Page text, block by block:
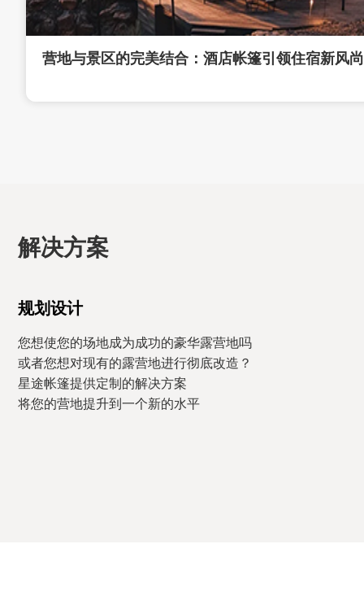
营地与景区的完美结合：酒店帐篷引领住宿新风尚
解决方案
规划设计
您想使您的场地成为成功的豪华露营地吗
或者您想对现有的露营地进行彻底改造？
星途帐篷提供定制的解决方案
将您的营地提升到一个新的水平